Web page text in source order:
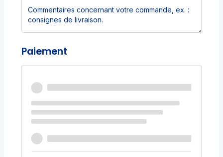
Paiement
Carte de paiement (Stripe)
Payez avec votre carte bancaire avec
Stripe.
Utiliser un nouveau moyen de